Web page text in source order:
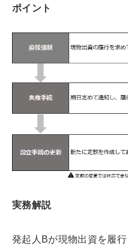
ポイント
実務解説
発起人Bが現物出資を履